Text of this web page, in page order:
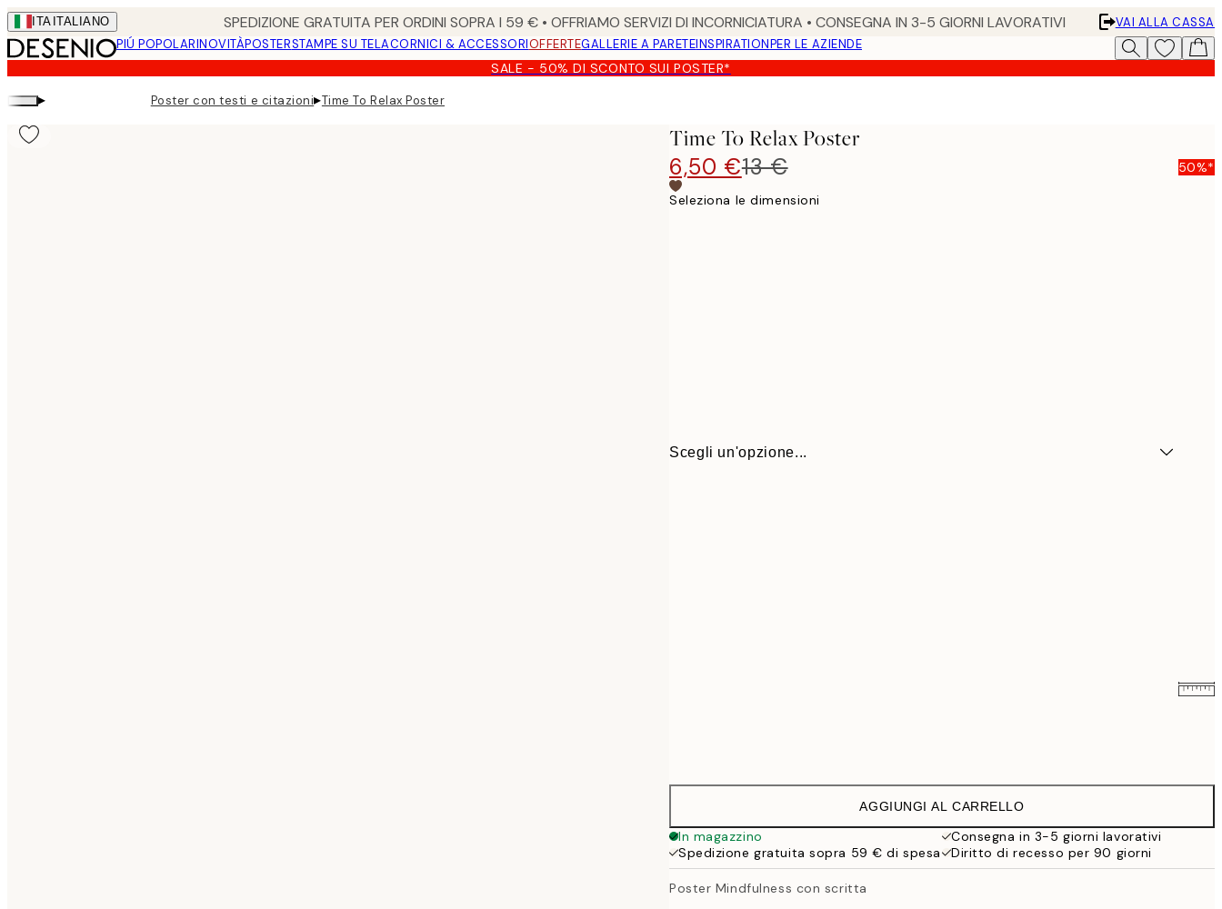
Skip
to
main
content.
ITA ITALIANO SPEDIZIONE GRATUITA PER ORDINI SOPRA I 59 € • OFFRIAMO SERVIZI DI INCORNICIATURA • CONSEGNA IN 3-5 GIORNI LAVORATIVI
VAI ALLA CASSA
PIÚ POPOLARINOVITÀPOSTERSTAMPE SU TELACORNICI & ACCESSORIOFFERTEGALLERIE A PARETEINSPIRATIONPER LE AZIENDE
SALE - 50% DI SCONTO SUI POSTER*
▸ Poster con testi e citazioni▸Time To Relax Poster
Time To Relax Poster
6,50 €13 € 50%*
Seleziona le dimensioni
Scegli un'opzione...
19,95 €
27,45 €
50x70 cm
32,45 €
AGGIUNGI AL CARRELLO
In magazzino
Consegna in 3-5 giorni lavorativi
Spedizione gratuita sopra 59 € di spesa
Diritto di recesso per 90 giorni
Poster Mindfulness con scritta